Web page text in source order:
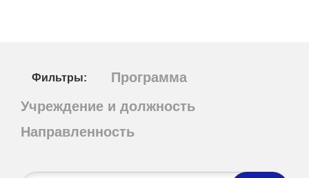
Фильтры:
Программа
Учреждение и должность
Направленность